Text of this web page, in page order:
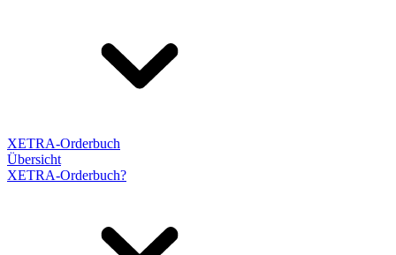
XETRA-Orderbuch
Übersicht
XETRA-Orderbuch?